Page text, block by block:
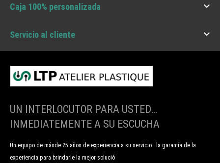
Caja 100% personalizada 
Servicio al cliente 
UN INTERLOCUTOR PARA USTED…
INMEDIATEMENTE A SU ESCUCHA
Un equipo de másde 25 años de experiencia a su servicio : la garantía de la
experiencia para brindarle la mejor solució